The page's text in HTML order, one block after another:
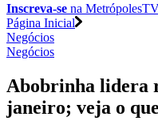
Inscreva-se na
Página Inicial
Negócios
Negócios
Abobrinha lidera
janeiro; veja o